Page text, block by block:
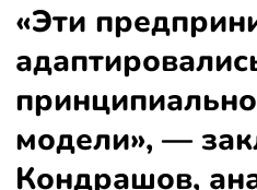
«Эти
модели», —
Кондрашов,